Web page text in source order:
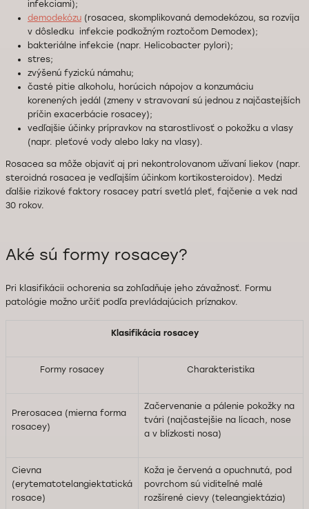
infekciami);
demodekózu (rosacea, skomplikovaná demodekózou, sa rozvíja
v dôsledku infekcie podkožným roztočom Demodex);
bakteriálne infekcie (napr. Helicobacter pylori);
stres;
zvýšenú fyzickú námahu;
časté pitie alkoholu, horúcich nápojov a konzumáciu
korenených jedál (zmeny v stravovaní sú jednou z najčastejších
príčin exacerbácie rosacey);
vedľajšie účinky prípravkov na starostlivosť o pokožku a vlasy
(napr. pleťové vody alebo laky na vlasy).
Rosacea sa môže objaviť aj pri nekontrolovanom užívaní liekov (napr.
steroidná rosacea je vedľajším účinkom kortikosteroidov). Medzi
ďalšie rizikové faktory rosacey patrí svetlá pleť, fajčenie a vek nad
30 rokov.
Aké sú formy rosacey?
Pri klasifikácii ochorenia sa zohľadňuje jeho závažnosť. Formu
patológie možno určiť podľa prevládajúcich príznakov.
Klasifikácia rosacey
Formy rosacey Charakteristika
Prerosacea (mierna forma
rosacey)
Začervenanie a pálenie pokožky na
tvári (najčastejšie na lícach, nose
a v blízkosti nosa)
Cievna
(erytematotelangiektatická
rosace)
Koža je červená a opuchnutá, pod
povrchom sú viditeľné malé
rozšírené cievy (teleangiektázia)